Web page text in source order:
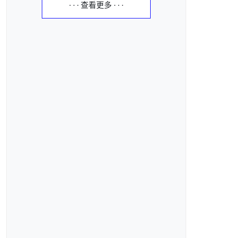
· · · 查看更多 · · ·